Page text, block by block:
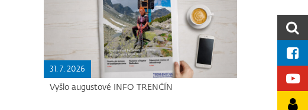
31. 7. 2026
Vyšlo augustové INFO TRENČÍN